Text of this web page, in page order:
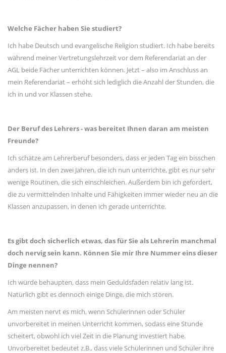
Welche Fächer haben Sie studiert?
Ich habe Deutsch und evangelische Religion studiert. Ich habe bereits
während meiner Vertretungslehrzeit vor dem Referendariat an der
AGL beide Fächer unterrichten können. Jetzt – also im Anschluss an
mein Referendariat – erhöht sich lediglich die Anzahl der Stunden, die
ich in und vor Klassen stehe.
Der Beruf des Lehrers - was bereitet Ihnen daran am meisten
Freunde?
Ich schätze am Lehrerberuf besonders, dass er jeden Tag ein bisschen
anders ist. In den zwei Jahren, die ich nun unterrichte, gibt es nur sehr
wenige Routinen, die sich einschleichen. Außerdem bin ich gefordert,
die zu vermittelnden Inhalte und Fähigkeiten immer wieder neu an die
Klassen anzupassen, in denen ich gerade unterrichte.
Es gibt doch sicherlich etwas, das für Sie als Lehrerin manchmal
doch nervig sein kann. Können Sie mir Ihre Nummer eins dieser
Dinge nennen?
Ich würde behaupten, dass mein Geduldsfaden relativ lang ist.
Natürlich gibt es dennoch einige Dinge, die mich stören.
Am meisten nervt es mich, wenn Schülerinnen oder Schüler
unvorbereitet in meinen Unterricht kommen, sodass eine Stunde
scheitert, obwohl ich viel Zeit in die Planung investiert habe.
Unvorbereitet bedeutet z.B., dass viele Schülerinnen und Schüler ihre